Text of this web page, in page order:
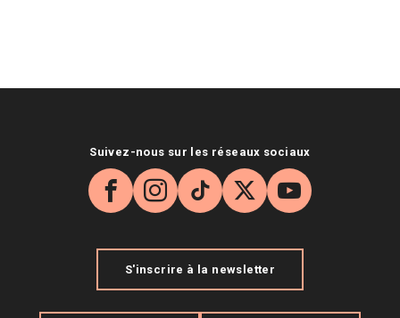
Suivez-nous sur les réseaux sociaux
Facebook
Instagram
TikTok
X YouTube
S'inscrire à la newsletter